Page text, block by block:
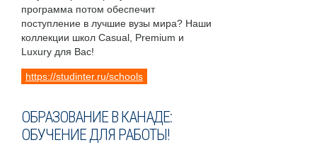
программа потом обеспечит
поступление в лучшие вузы мира? Наши
коллекции школ Casual, Premium и
Luxury для Вас!
https://studinter.ru/schools
ОБРАЗОВАНИЕ В КАНАДЕ:
ОБУЧЕНИЕ ДЛЯ РАБОТЫ!